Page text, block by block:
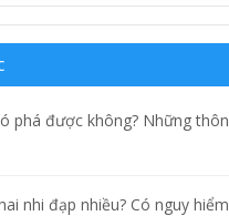
phá được không? Những
nhi đạp nhiều? Có nguy